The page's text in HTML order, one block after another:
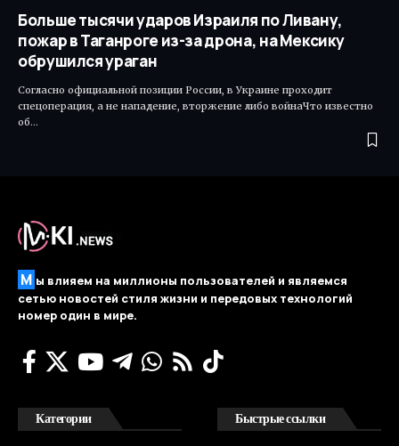
Больше тысячи ударов Израиля по Ливану,
пожар в Таганроге из-за дрона, на Мексику
обрушился ураган
Согласно официальной позиции России, в Украине проходит
спецоперация, а не нападение, вторжение либо войнаЧто известно
об…
М ы влияем на миллионы пользователей и являемся
сетью новостей стиля жизни и передовых технологий
номер один в мире.
Категории Быстрые ссылки